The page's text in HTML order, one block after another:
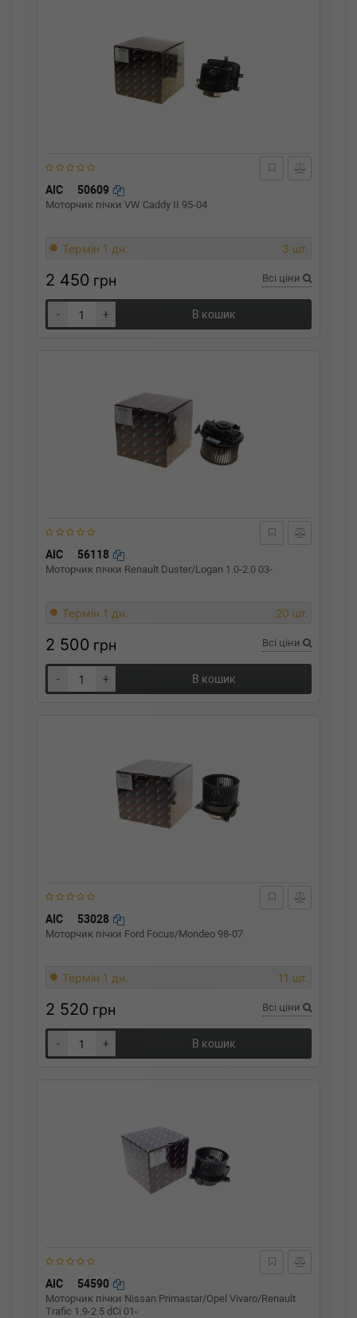
AIC 50609
Моторчик пічки VW Caddy II 95-04
Термін 1 дн. 3 шт.
2 450 грн Всі ціни
- + В кошик
AIC 56118
Моторчик пічки Renault Duster/Logan 1.0-2.0 03-
Термін 1 дн. 20 шт.
2 500 грн Всі ціни
- + В кошик
AIC 53028
Моторчик пічки Ford Focus/Mondeo 98-07
Термін 1 дн. 11 шт.
2 520 грн Всі ціни
- + В кошик
AIC 54590
Моторчик пічки Nissan Primastar/Opel Vivaro/Renault
Trafic 1.9-2.5 dCi 01-